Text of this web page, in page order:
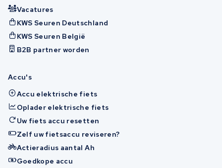
Vacatures
KWS Seuren Deutschland
KWS Seuren België
B2B partner worden
Accu's
Accu elektrische fiets
Oplader elektrische fiets
Uw fiets accu resetten
Zelf uw fietsaccu reviseren?
Actieradius aantal Ah
Goedkope accu